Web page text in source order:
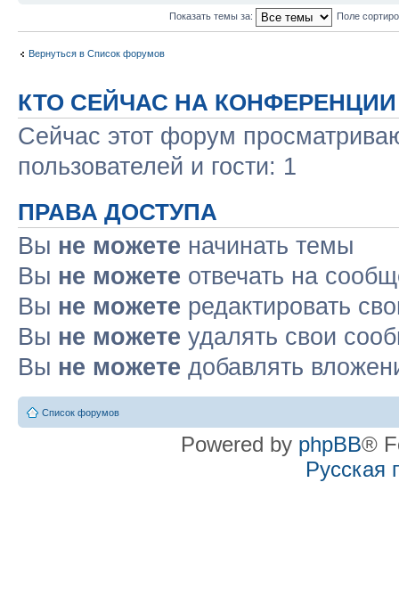
Показать темы за: Поле
Вернуться в Список форумов
КТО СЕЙЧАС НА КОНФЕРЕНЦИИ
Сейчас этот форум
пользователей и гости: 1
ПРАВА ДОСТУПА
Вы не можете начинать темы
Вы не можете отвечать на
Вы не можете редактировать
Вы не можете удалять свои
Вы не можете добавлять
Список форумов
Powered by phpBB®
Русская